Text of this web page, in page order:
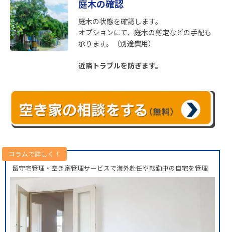
庭木の確認
庭木の状態を確認します。
オプションにて、庭木の剪定などの手配も
承ります。（別途費用）
近隣トラブルを防ぎます。
留守宅管理・空き家管理サービスで海外赴任や転勤中の自宅を管理